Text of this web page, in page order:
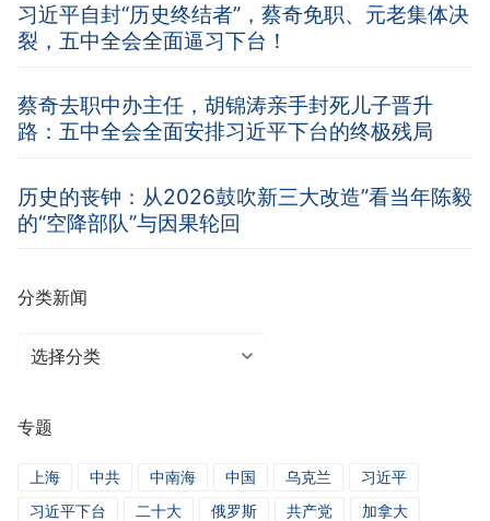
习近平自封“历史终结者”，蔡奇免职、元老集体决
裂，五中全会全面逼习下台！
蔡奇去职中办主任，胡锦涛亲手封死儿子晋升
路：五中全会全面安排习近平下台的终极残局
历史的丧钟：从2026鼓吹新三大改造”看当年陈毅
的“空降部队”与因果轮回
分类新闻
分
闻
专题
上海 中共 中南海 中国 乌克兰
习近平
习近平下台
二十大 俄罗斯 共产党
加拿大